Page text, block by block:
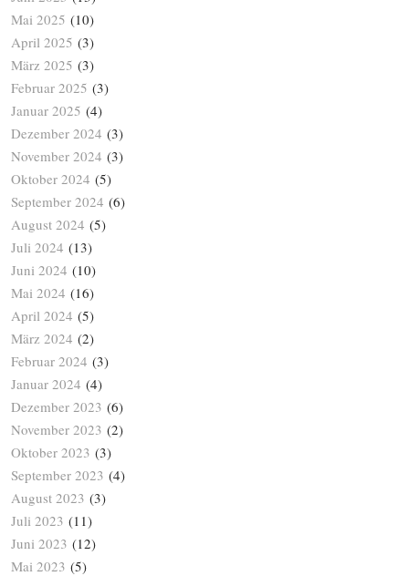
Mai 2025 (10)
April 2025 (3)
März 2025 (3)
Februar 2025 (3)
Januar 2025 (4)
Dezember 2024 (3)
November 2024 (3)
Oktober 2024 (5)
September 2024 (6)
August 2024 (5)
Juli 2024 (13)
Juni 2024 (10)
Mai 2024 (16)
April 2024 (5)
März 2024 (2)
Februar 2024 (3)
Januar 2024 (4)
Dezember 2023 (6)
November 2023 (2)
Oktober 2023 (3)
September 2023 (4)
August 2023 (3)
Juli 2023 (11)
Juni 2023 (12)
Mai 2023 (5)